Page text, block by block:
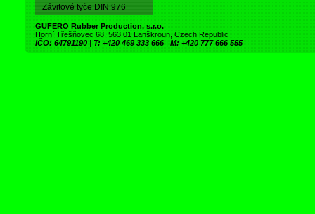
Závitové tyče DIN 976
GUFERO Rubber Production, s.r.o.
Horní Třešňovec 68, 563 01 Lanškroun, Czech Republic
IČO: 64791190 | T: +420 469 333 666 | M: +420 777 666 555